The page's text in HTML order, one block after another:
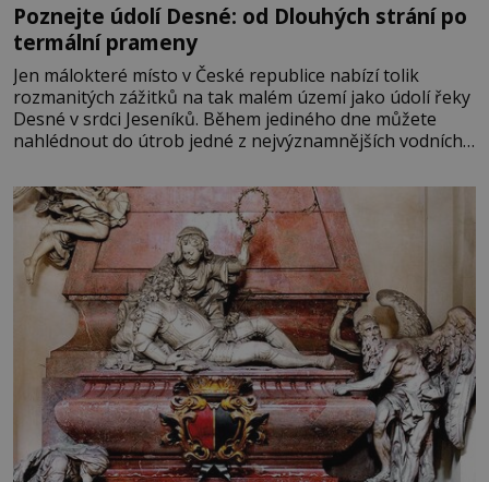
Poznejte údolí Desné: od Dlouhých strání po
termální prameny
Jen málokteré místo v České republice nabízí tolik
rozmanitých zážitků na tak malém území jako údolí řeky
Desné v srdci Jeseníků. Během jediného dne můžete
nahlédnout do útrob jedné z nejvýznamnějších vodních
se na koloběžce a den zakončit poznáváním památek ve
Velkých Losinách nebo v termálním